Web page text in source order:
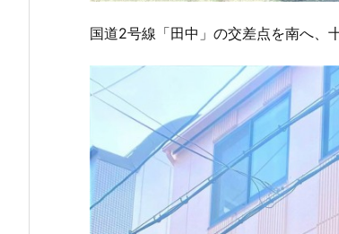
国道2号線「田中」の交差点を南へ、